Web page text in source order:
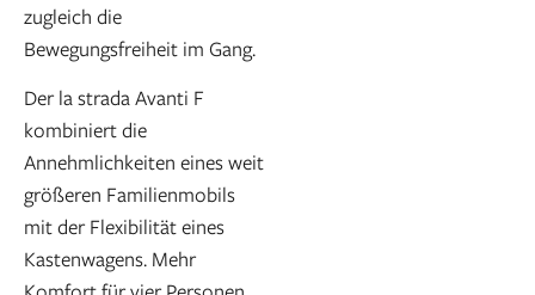
zugleich die
Bewegungsfreiheit im Gang.
Der la strada Avanti F
kombiniert die
Annehmlichkeiten eines weit
größeren Familienmobils
mit der Flexibilität eines
Kastenwagens. Mehr